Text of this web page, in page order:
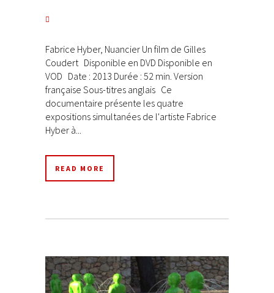
Fabrice Hyber, Nuancier Un film de Gilles
Coudert Disponible en DVD Disponible en
VOD Date : 2013 Durée : 52 min. Version
française Sous-titres anglais Ce
documentaire présente les quatre
expositions simultanées de l'artiste Fabrice
Hyber à...
READ MORE